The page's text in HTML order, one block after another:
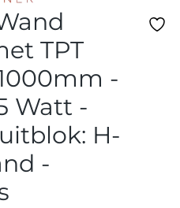
TPT
-
Watt -
H-
-